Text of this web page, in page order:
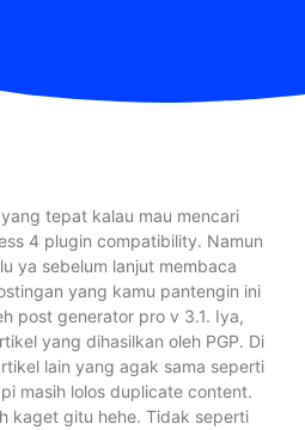
tepat kalau mau mencari
4 plugin compatibility. Namun
ya sebelum lanjut membaca
yang kamu pantengin ini
post generator pro v 3.1. Iya,
yang dihasilkan oleh PGP. Di
lain yang agak sama seperti
masih lolos duplicate content.
kaget gitu hehe. Tidak seperti